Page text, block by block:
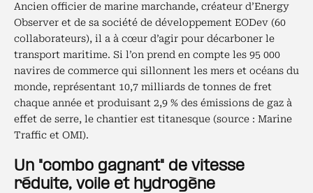
Ancien officier de marine marchande, créateur d’Energy
Observer et de sa société de développement EODev (60
collaborateurs), il a à cœur d’agir pour décarboner le
transport maritime. Si l’on prend en compte les 95 000
navires de commerce qui sillonnent les mers et océans du
monde, représentant 10,7 milliards de tonnes de fret
chaque année et produisant 2,9 % des émissions de gaz à
effet de serre, le chantier est titanesque (source : Marine
Traffic et OMI).
Un "combo gagnant" de vitesse
réduite, voile et hydrogène